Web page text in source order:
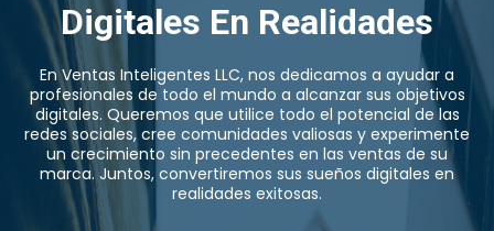
Digitales En Realidades
En Ventas Inteligentes LLC, nos dedicamos a ayudar a
profesionales de todo el mundo a alcanzar sus objetivos
digitales. Queremos que utilice todo el potencial de las
redes sociales, cree comunidades valiosas y experimente
un crecimiento sin precedentes en las ventas de su
marca. Juntos, convertiremos sus sueños digitales en
realidades exitosas.